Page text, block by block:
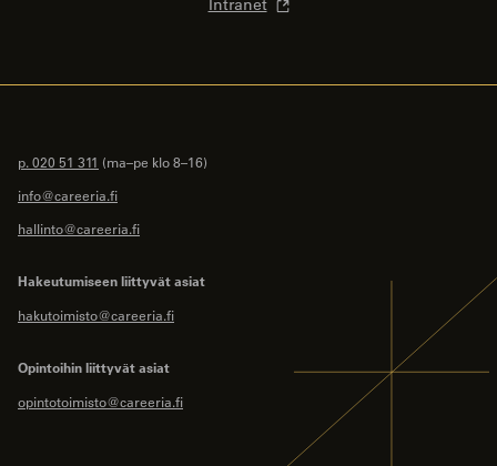
Intranet
p. 020 51 311 (ma–pe klo 8–16)
info@careeria.fi
hallinto@careeria.fi
Hakeutumiseen liittyvät asiat
hakutoimisto@careeria.fi
Opintoihin liittyvät asiat
opintotoimisto@careeria.fi